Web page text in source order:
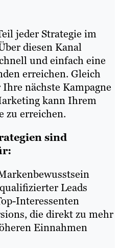
jeder Strategie im
diesen Kanal
und einfach eine
erreichen. Gleich
nächste Kampagne
kann Ihrem
zu erreichen.
sind
Leads
Interessenten
die direkt zu mehr
Einnahmen